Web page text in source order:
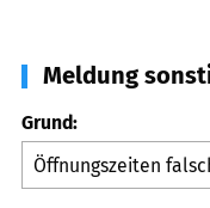
Meldung
Grund: